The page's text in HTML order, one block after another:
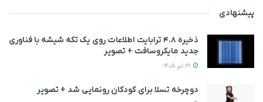
پیشنهادی
ذخیره ۴.۸ ترابایت اطلاعات روی یک تکه شیشه با فناوری
جدید مایکروسافت + تصویر
دوچرخه تسلا برای کودکان رونمایی شد + تصویر